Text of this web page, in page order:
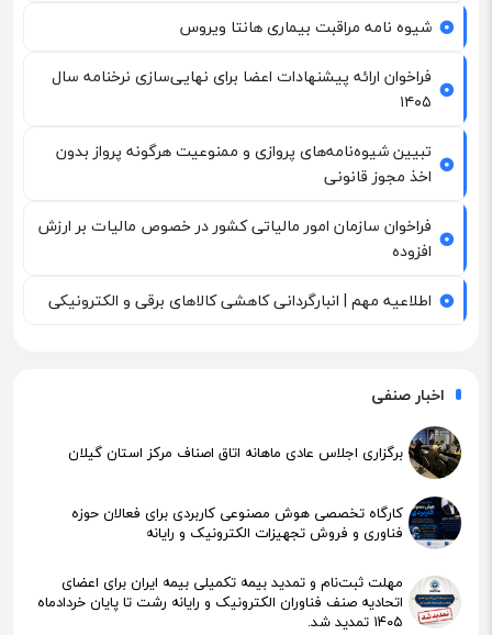
شیوه نامه مراقبت بیماری هانتا ویروس
فراخوان ارائه پیشنهادات اعضا برای نهایی‌سازی نرخنامه سال
۱۴۰۵
تبیین شیوه‌نامه‌های پروازی و ممنوعیت هرگونه پرواز بدون
اخذ مجوز قانونی
فراخوان سازمان امور مالیاتی کشور در خصوص مالیات بر ارزش
افزوده
اطلاعیه مهم | انبارگردانی کاهشی کالاهای برقی و الکترونیکی
اخبار صنفی
برگزاری اجلاس عادی ماهانه اتاق اصناف مرکز استان گیلان
کارگاه تخصصی هوش مصنوعی کاربردی برای فعالان حوزه
فناوری و فروش تجهیزات الکترونیک و رایانه
مهلت ثبت‌نام و تمدید بیمه تکمیلی بیمه ایران برای اعضای
اتحادیه صنف فناوران الکترونیک و رایانه رشت تا پایان خردادماه
۱۴۰۵ تمدید شد.